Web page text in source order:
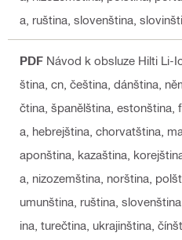
a, ruština, slovenština,
PDF Návod k obsluze Hilti Li-
ština, cn, čeština, dánština,
čtina, španělština, estonština,
a, hebrejština, chorvatština,
aponština, kazaština,
a, nizozemština, norština,
umunština, ruština,
ina, turečtina, ukrajinština,